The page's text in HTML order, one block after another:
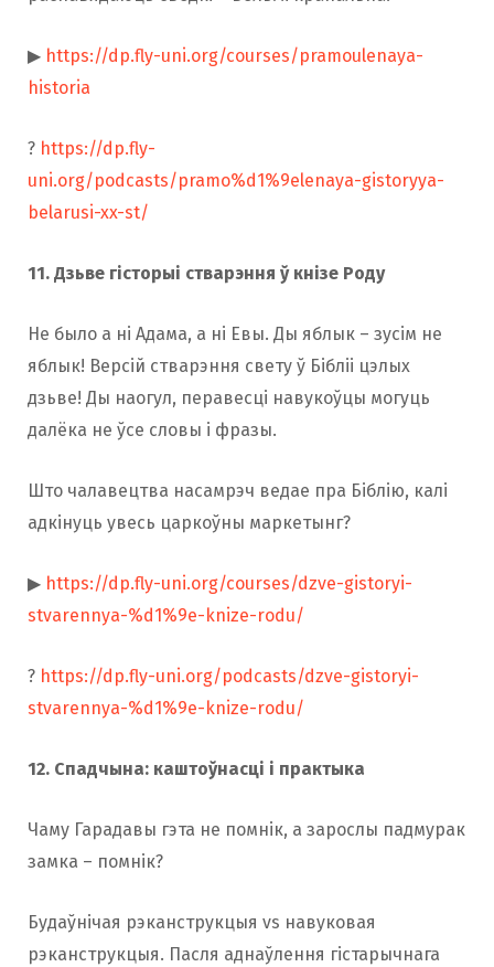
▶ https://dp.fly-uni.org/courses/pramoulenaya-
historia
? https://dp.fly-
uni.org/podcasts/pramo%d1%9elenaya-gistoryya-
belarusi-xx-st/
11. Дзьве гісторыі стварэння ў кнізе Роду
Не было а ні Адама, а ні Евы. Ды яблык – зусім не
яблык! Версій стварэння свету ў Бібліі цэлых
дзьве! Ды наогул, перавесці навукоўцы могуць
далёка не ўсе словы і фразы.
Што чалавецтва насамрэч ведае пра Біблію, калі
адкінуць увесь царкоўны маркетынг?
▶ https://dp.fly-uni.org/courses/dzve-gistoryi-
stvarennya-%d1%9e-knize-rodu/
? https://dp.fly-uni.org/podcasts/dzve-gistoryi-
stvarennya-%d1%9e-knize-rodu/
12. Спадчына: каштоўнасці і практыка
Чаму Гарадавы гэта не помнік, а зарослы падмурак
замка – помнік?
Будаўнічая рэканструкцыя vs навуковая
рэканструкцыя. Пасля аднаўлення гістарычнага